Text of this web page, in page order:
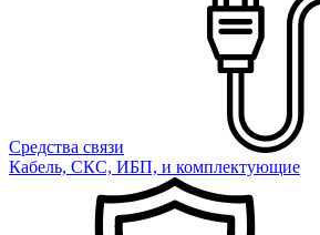
Средства связи
Кабель, СКС, ИБП, и комплектующие